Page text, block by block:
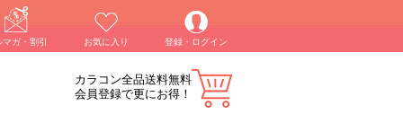
マガ・割引 お気に入り 登録・ログイン
カラコン全品送料無料
会員登録で更にお得！